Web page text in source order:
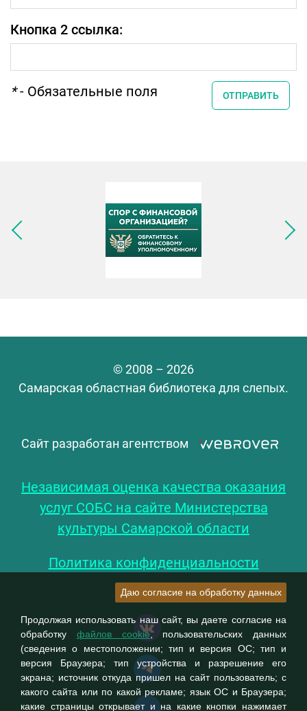
Кнопка 2 ссылка:
*- Обязательные поля ОТПРАВИТЬ
Следующее изображение
© 2008 – 2026
Самарская областная библиотека для слепых.
Сайт разработан агентством
Независимая оценка качества оказания
услуг СОБС на сайте Министерства
культуры Самарской области
Политика конфиденциальности
Даю согласие на обработку данных
Продолжая использовать наш сайт, вы даете согласие на
обработку файлов cookie, пользовательских данных
(сведения о местоположении; тип и версия ОС; тип и
версия Браузера; тип устройства и разрешение его
экрана; источник откуда пришел на сайт пользователь; с
какого сайта или по какой рекламе; язык ОС и Браузера;
какие страницы открывает и на какие кнопки нажимает